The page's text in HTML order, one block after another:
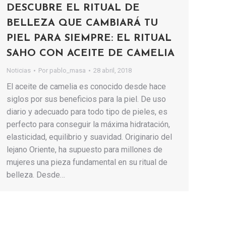
DESCUBRE EL RITUAL DE
BELLEZA QUE CAMBIARÁ TU
PIEL PARA SIEMPRE: EL RITUAL
SAHO CON ACEITE DE CAMELIA
Noticias Por pablo_masa 28 abril, 2018
El aceite de camelia es conocido desde hace
siglos por sus beneficios para la piel. De uso
diario y adecuado para todo tipo de pieles, es
perfecto para conseguir la máxima hidratación,
elasticidad, equilibrio y suavidad. Originario del
lejano Oriente, ha supuesto para millones de
mujeres una pieza fundamental en su ritual de
belleza. Desde…